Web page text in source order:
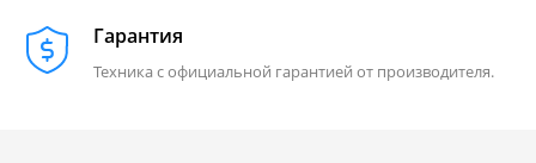
Гарантия
Техника с официальной гарантией от производителя.